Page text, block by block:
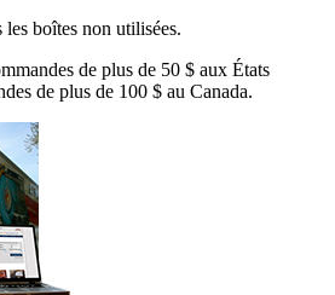
les boîtes non utilisées.
de plus de 50 $ aux États
de plus de 100 $ au Canada.